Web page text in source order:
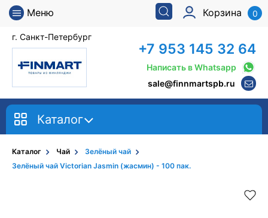
Меню
г. Санкт-Петербург
Корзина 0
+7 953 145 32 64
Написать в Whatsapp
sale@finnmartspb.ru
Каталог
Каталог Чай
Зелёный чай
Зелёный чай Victorian Jasmin (жасмин) - 100 пак.